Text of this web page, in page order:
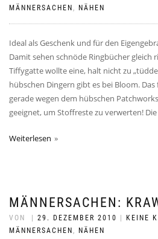
MÄNNERSACHEN , NÄHEN
Ideal als Geschenk und für den
Damit sehen schnöde Ringbücher gleich
Tiffygatte wollte eine, halt nicht zu
hübschen Dingern gibt es bei Bloom.
gerade wegen dem hübschen
geeignet, um Stoffreste zu verwerten!
Weiterlesen
MÄNNERSACHEN:
VON 29. DEZEMBER 2010 KEINE
MÄNNERSACHEN , NÄHEN